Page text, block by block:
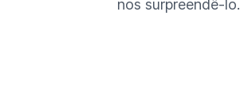
nos surpreendê-lo.